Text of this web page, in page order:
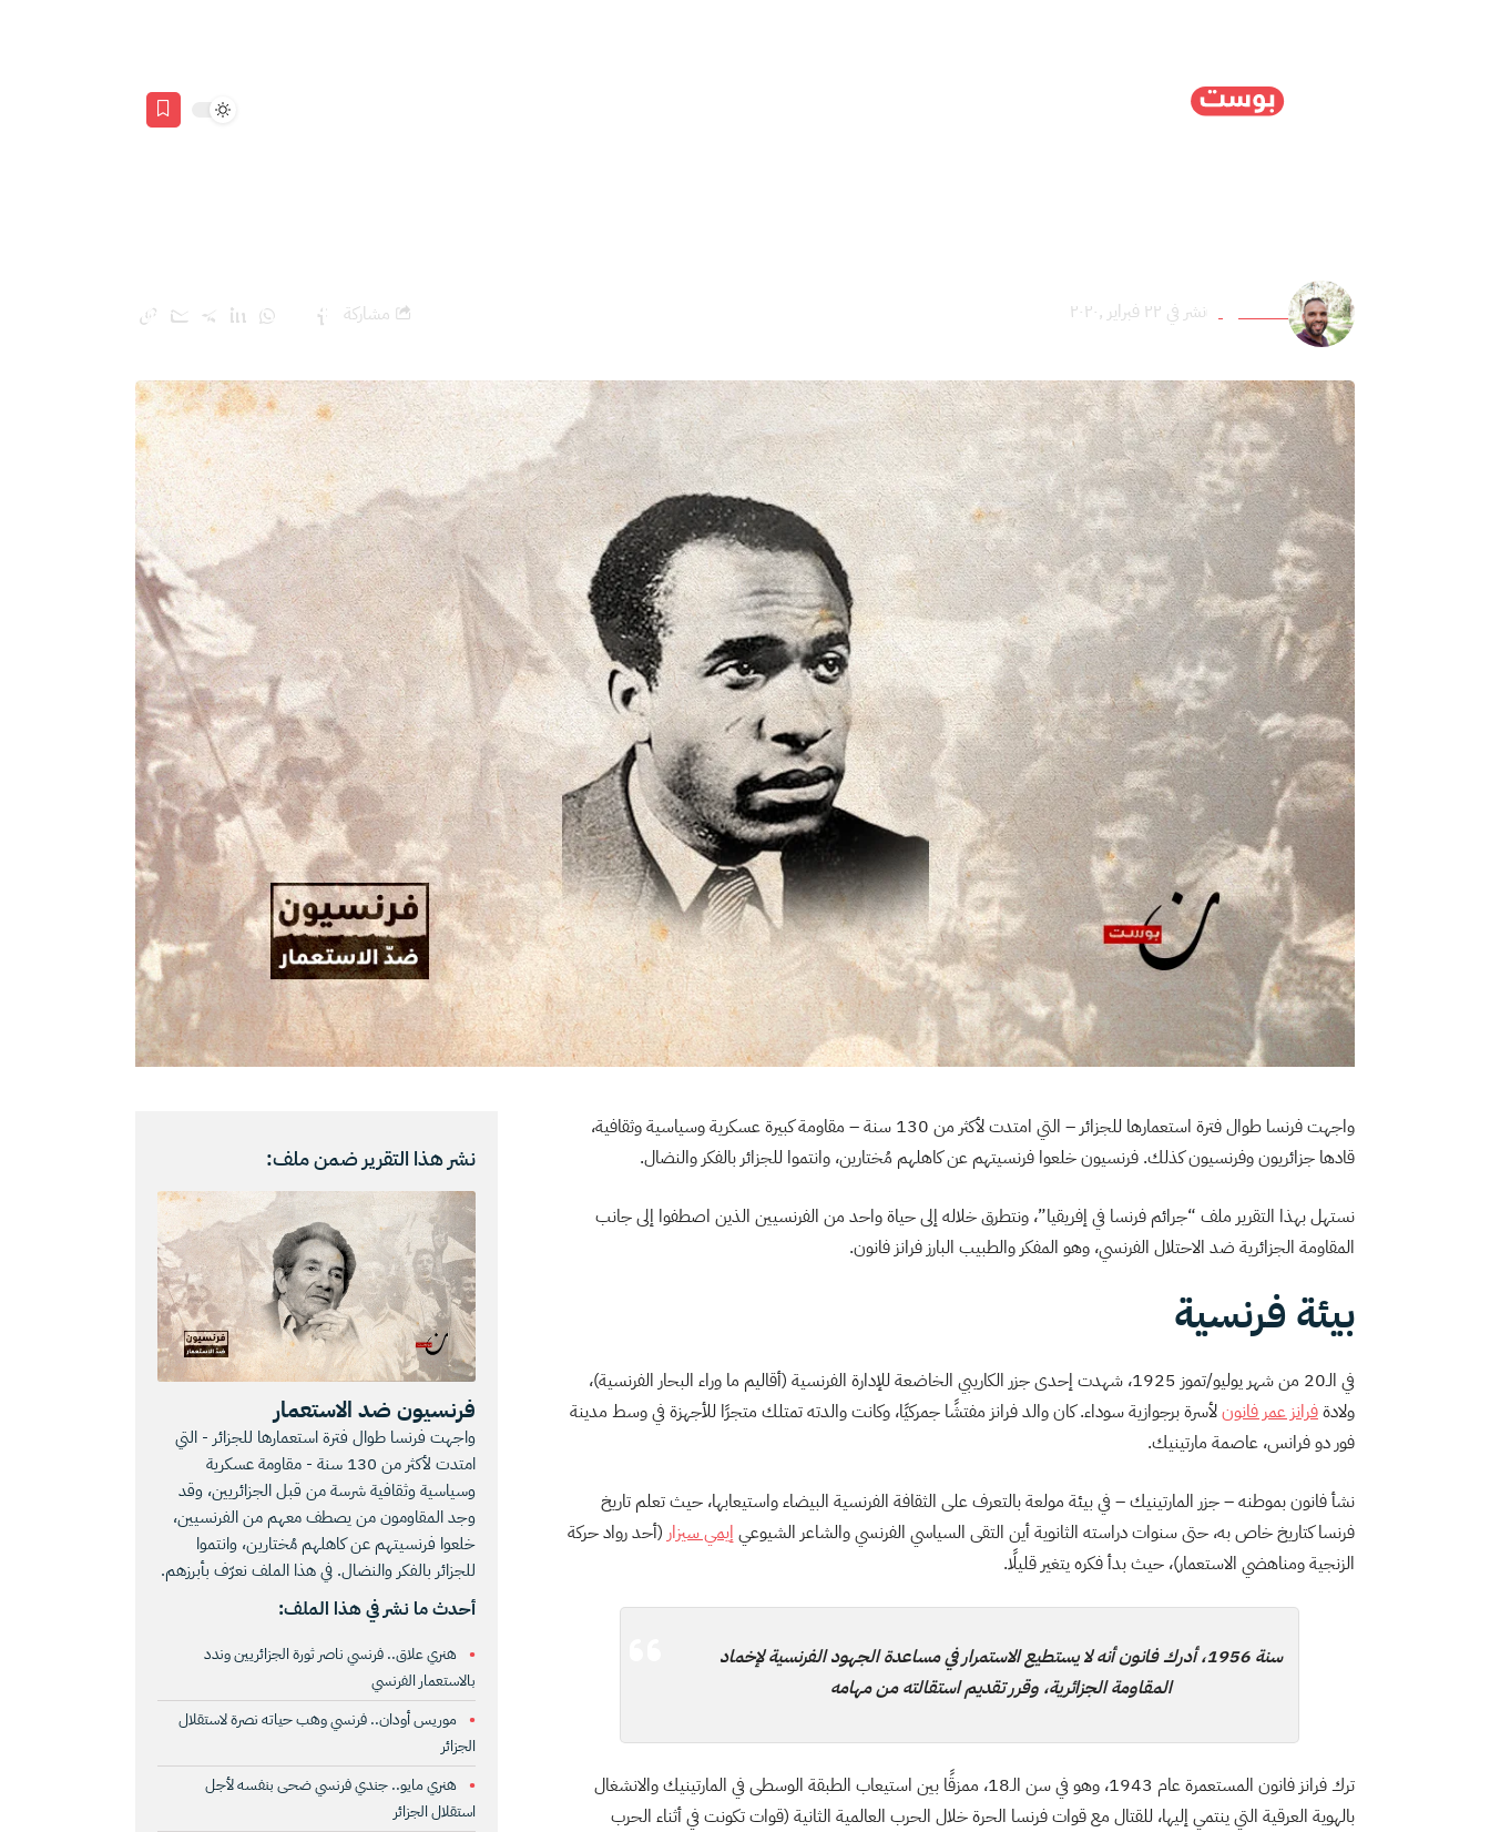
عائد عميرة نشر في ٢٢ فبراير ,٢٠٢٠ مشاركة
واجهت فرنسا طوال فترة استعمارها للجزائر – التي امتدت لأكثر من 130 سنة – مقاومة كبيرة عسكرية وسياسية وثقافية،
قادها جزائريون وفرنسيون كذلك. فرنسيون خلعوا فرنسيتهم عن كاهلهم مُختارين، وانتموا للجزائر بالفكر والنضال.
نستهل بهذا التقرير ملف “جرائم فرنسا في إفريقيا”، ونتطرق خلاله إلى حياة واحد من الفرنسيين الذين اصطفوا إلى جانب
المقاومة الجزائرية ضد الاحتلال الفرنسي، وهو المفكر والطبيب البارز فرانز فانون.
بيئة فرنسية
في الـ20 من شهر يوليو/تموز 1925، شهدت إحدى جزر الكاريبي الخاضعة للإدارة الفرنسية (أقاليم ما وراء البحار الفرنسية)،
ولادةفرانز عمر فانونلأسرة برجوازية سوداء. كان والد فرانز مفتشًا جمركيًا، وكانت والدته تمتلك متجرًا للأجهزة في وسط مدينة
فور دو فرانس، عاصمة مارتينيك.
نشأ فانون بموطنه – جزر المارتينيك – في بيئة مولعة بالتعرف على الثقافة الفرنسية البيضاء واستيعابها، حيث تعلم تاريخ
فرنسا كتاريخ خاص به، حتى سنوات دراسته الثانوية أين التقى السياسي الفرنسي والشاعر الشيوعي إيمي سيزار (أحد رواد حركة
الزنجية ومناهضي الاستعمار)، حيث بدأ فكره يتغير قليلًا.
سنة 1956، أدرك فانون أنه لا يستطيع الاستمرار في مساعدة الجهود الفرنسية لإخماد
المقاومة الجزائرية، وقرر تقديم استقالته من مهامه
ترك فرانز فانون المستعمرة عام 1943، وهو في سن الـ18، ممزقًا بين استيعاب الطبقة الوسطى في المارتينيك والانشغال
بالهوية العرقية التي ينتمي إليها، للقتال مع قوات فرنسا الحرة خلال الحرب العالمية الثانية (قوات تكونت في أثناء الحرب
نشر هذا التقرير ضمن ملف:
فرنسيون ضد الاستعمار
واجهت فرنسا طوال فترة استعمارها للجزائر - التي
امتدت لأكثر من 130 سنة - مقاومة عسكرية
وسياسية وثقافية شرسة من قبل الجزائريين، وقد
وجد المقاومون من يصطف معهم من الفرنسيين،
خلعوا فرنسيتهم عن كاهلهم مُختارين، وانتموا
للجزائر بالفكر والنضال. في هذا الملف نعرّف بأبرزهم.
أحدث ما نشر في هذا الملف:
هنري علاق.. فرنسي ناصر ثورة الجزائريين وندد
بالاستعمار الفرنسي
موريس أودان.. فرنسي وهب حياته نصرة لاستقلال
الجزائر
هنري مايو.. جندي فرنسي ضحى بنفسه لأجل
استقلال الجزائر